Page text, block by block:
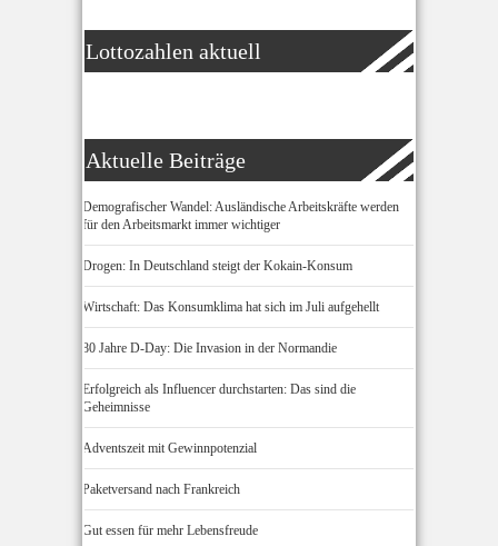
Lottozahlen aktuell
Aktuelle Beiträge
Demografischer Wandel: Ausländische Arbeitskräfte werden
für den Arbeitsmarkt immer wichtiger
Drogen: In Deutschland steigt der Kokain-Konsum
Wirtschaft: Das Konsumklima hat sich im Juli aufgehellt
80 Jahre D-Day: Die Invasion in der Normandie
Erfolgreich als Influencer durchstarten: Das sind die
Geheimnisse
Adventszeit mit Gewinnpotenzial
Paketversand nach Frankreich
Gut essen für mehr Lebensfreude